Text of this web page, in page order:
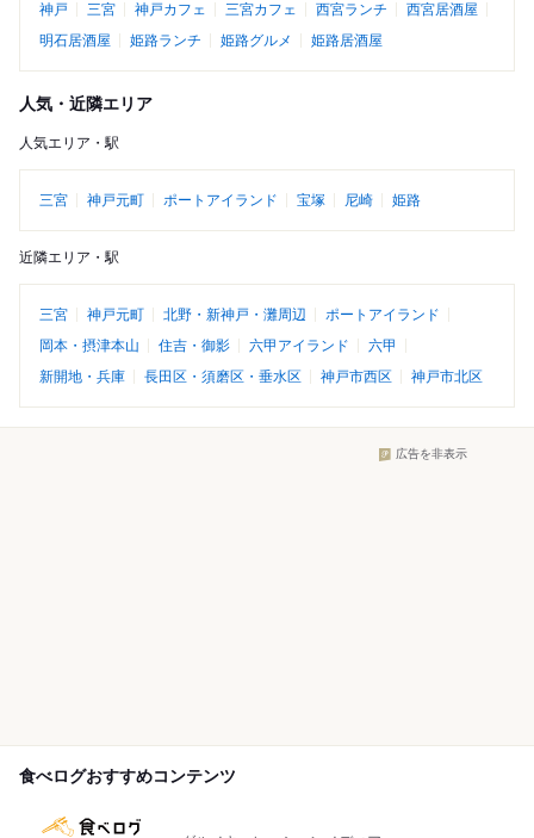
神戸 三宮 神戸カフェ 三宮カフェ 西宮ランチ
西宮居酒屋
明石居酒屋
姫路ランチ 姫路グルメ 姫路居酒屋
人気・近隣エリア
人気エリア・駅
三宮 神戸元町 ポートアイランド 宝塚 尼崎 姫路
近隣エリア・駅
三宮 神戸元町 北野・新神戸・灘周辺
ポートアイランド
岡本・摂津本山
住吉・御影 六甲アイランド
六甲
新開地・兵庫
長田区・須磨区・垂水区 神戸市西区 神戸市北区
広告を非表示
食べログおすすめコンテンツ